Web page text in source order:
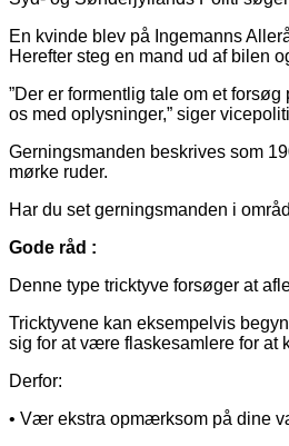
En kvinde blev på Ingemanns
Herefter steg en mand ud af bilen
”Der er formentlig tale om et
os med oplysninger,” siger
Gerningsmanden beskrives som
mørke ruder.
Har du set gerningsmanden i
Gode råd :
Denne type tricktyve forsøger at
Tricktyvene kan eksempelvis
sig for at være flaskesamlere for at
Derfor:
• Vær ekstra opmærksom på dine